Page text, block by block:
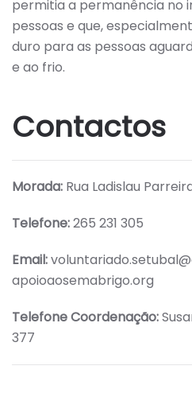
permitia a permanência no
pessoas e que,
duro para as pessoas
e ao frio.
Contactos
Morada: Rua Ladislau
Telefone:265 231 305
Email:
apoioaosemabrigo.org
Telefone Coordenação:
377